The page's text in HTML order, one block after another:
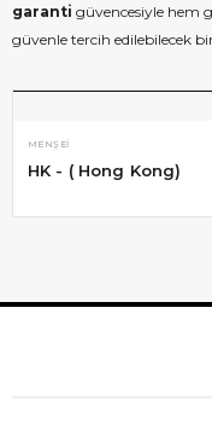
garanti güvencesiyle hem
güvenle tercih edilebilecek
MENŞEI
HK - ( Hong Kong)